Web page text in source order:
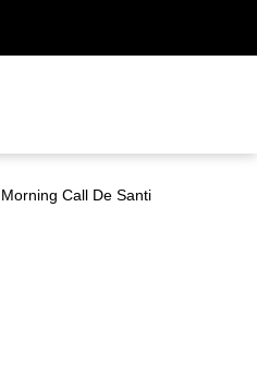
Call De Santi